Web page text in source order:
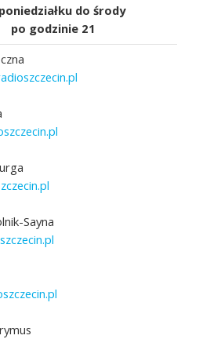
do środy
po godzinie 21
Sayna